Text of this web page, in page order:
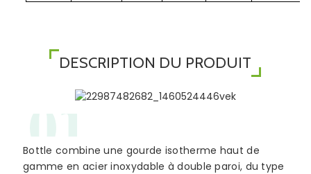
DESCRIPTION DU PRODUIT
01
Bottle combine une gourde isotherme haut de
gamme en acier inoxydable à double paroi, du type